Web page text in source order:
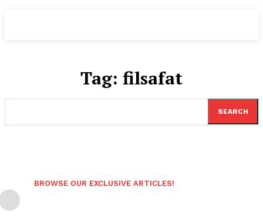
Tag: filsafat
SEARCH
BROWSE OUR EXCLUSIVE ARTICLES!